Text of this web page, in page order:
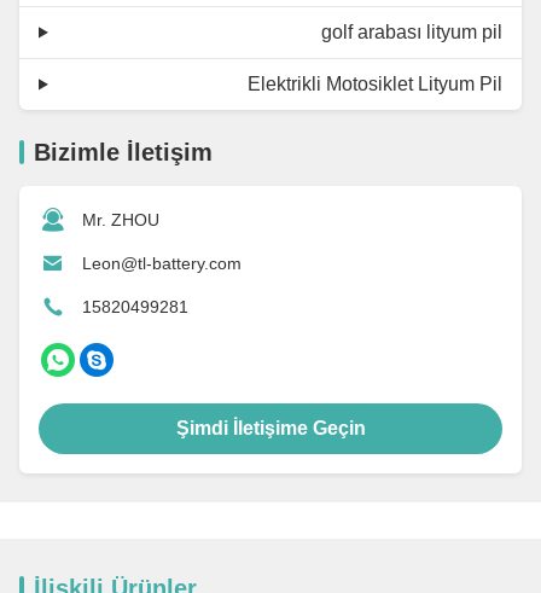
golf arabası lityum pil
Elektrikli Motosiklet Lityum Pil
Bizimle İletişim
Mr. ZHOU
Leon@tl-battery.com
15820499281
Şimdi İletişime Geçin